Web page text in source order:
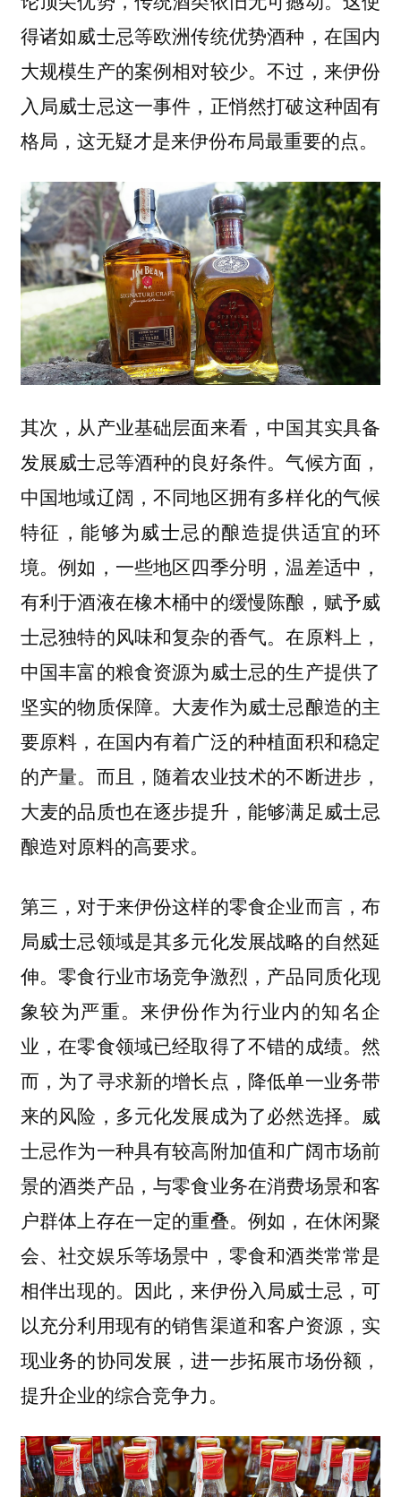
得诸如威士忌等欧洲传统优势酒种，在国内
大规模生产的案例相对较少。不过，来伊份
入局威士忌这一事件，正悄然打破这种固有
格局，这无疑才是来伊份布局最重要的点。
其次，从产业基础层面来看，中国其实具备
发展威士忌等酒种的良好条件。气候方面，
中国地域辽阔，不同地区拥有多样化的气候
特征，能够为威士忌的酿造提供适宜的环
境。例如，一些地区四季分明，温差适中，
有利于酒液在橡木桶中的缓慢陈酿，赋予威
士忌独特的风味和复杂的香气。在原料上，
中国丰富的粮食资源为威士忌的生产提供了
坚实的物质保障。大麦作为威士忌酿造的主
要原料，在国内有着广泛的种植面积和稳定
的产量。而且，随着农业技术的不断进步，
大麦的品质也在逐步提升，能够满足威士忌
酿造对原料的高要求。
第三，对于来伊份这样的零食企业而言，布
局威士忌领域是其多元化发展战略的自然延
伸。零食行业市场竞争激烈，产品同质化现
象较为严重。来伊份作为行业内的知名企
业，在零食领域已经取得了不错的成绩。然
而，为了寻求新的增长点，降低单一业务带
来的风险，多元化发展成为了必然选择。威
士忌作为一种具有较高附加值和广阔市场前
景的酒类产品，与零食业务在消费场景和客
户群体上存在一定的重叠。例如，在休闲聚
会、社交娱乐等场景中，零食和酒类常常是
相伴出现的。因此，来伊份入局威士忌，可
以充分利用现有的销售渠道和客户资源，实
现业务的协同发展，进一步拓展市场份额，
提升企业的综合竞争力。